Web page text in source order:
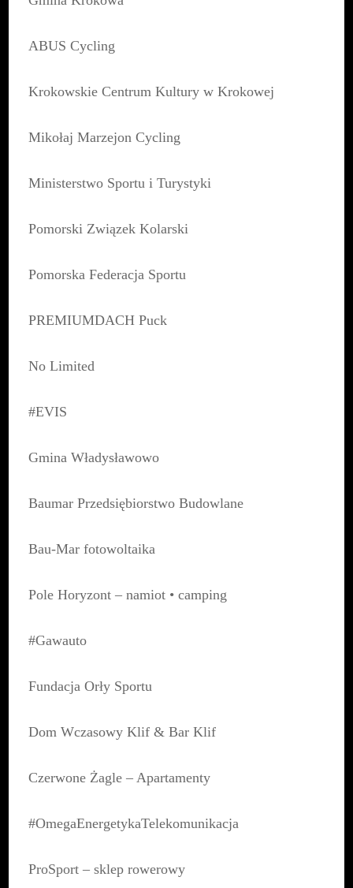
ABUS Cycling
Krokowskie Centrum Kultury w Krokowej
Mikołaj Marzejon Cycling
Ministerstwo Sportu i Turystyki
Pomorski Związek Kolarski
Pomorska Federacja Sportu
PREMIUMDACH Puck
No Limited
#EVIS
Gmina Władysławowo
Baumar Przedsiębiorstwo Budowlane
Bau-Mar fotowoltaika
Pole Horyzont – namiot • camping
#Gawauto
Fundacja Orły Sportu
Dom Wczasowy Klif & Bar Klif
Czerwone Żagle – Apartamenty
#OmegaEnergetykaTelekomunikacja
ProSport – sklep rowerowy